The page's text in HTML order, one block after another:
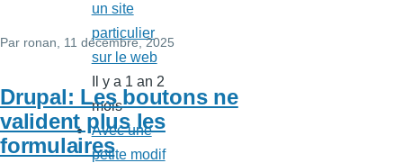
Par ronan, 11 décembre, 2025
Drupal: Les boutons ne
valident plus les
formulaires
un site
particulier
sur le web
Il y a 1 an 2
mois
Avec une
petite modif